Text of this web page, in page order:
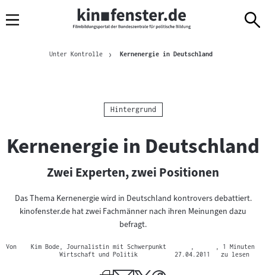
Navigation
zum
zur
Brotkrümelnavigation
Unter Kontrolle Kernenergie in DeutschlandAktuelle Seite
Kategorie:
Hintergrund
Kernenergie in Deutschland
Zwei Experten, zwei Positionen
Das Thema Kernenergie wird in Deutschland kontrovers debattiert.
kinofenster.de hat zwei Fachmänner nach ihren Meinungen dazu
befragt.
Von
Kim Bode, Journalistin mit Schwerpunkt
Wirtschaft und Politik
27.04.2011
, 1 Minuten
zu lesen